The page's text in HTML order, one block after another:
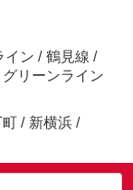
イン / 鶴見線 /
グリーンライン
町 / 新横浜 /